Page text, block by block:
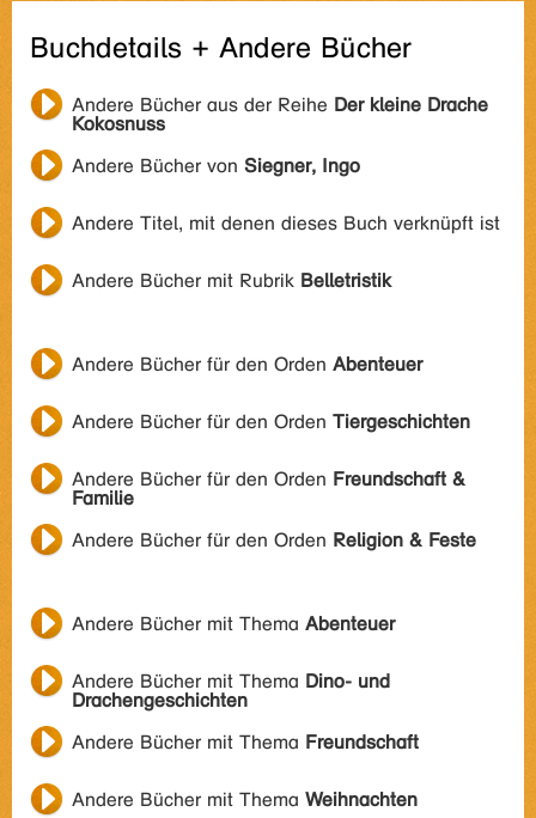
Buchdetails + Andere Bücher
Andere Bücher aus der Reihe Der kleine Drache
Kokosnuss
Andere Bücher von Siegner, Ingo
Andere Titel, mit denen dieses Buch verknüpft ist
Andere Bücher mit Rubrik Belletristik
Andere Bücher für den Orden Abenteuer
Andere Bücher für den Orden Tiergeschichten
Andere Bücher für den Orden Freundschaft &
Familie
Andere Bücher für den Orden Religion & Feste
Andere Bücher mit Thema Abenteuer
Andere Bücher mit Thema Dino- und
Drachengeschichten
Andere Bücher mit Thema Freundschaft
Andere Bücher mit Thema Weihnachten